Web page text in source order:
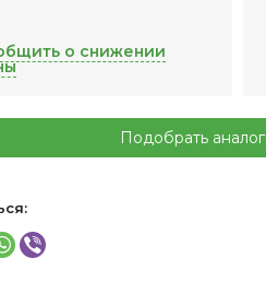
о снижении
Подобрать аналог